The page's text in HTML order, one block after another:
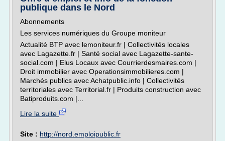
publique dans le Nord
Abonnements
Les services numériques du Groupe moniteur
Actualité BTP avec lemoniteur.fr | Collectivités locales
avec Lagazette.fr | Santé social avec Lagazette-sante-
social.com | Elus Locaux avec Courrierdesmaires.com |
Droit immobilier avec Operationsimmobilieres.com |
Marchés publics avec Achatpublic.info | Collectivités
territoriales avec Territorial.fr | Produits construction avec
Batiproduits.com |...
Lire la suite
Site : http://nord.emploipublic.fr